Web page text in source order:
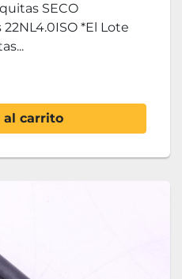
SECO
*El Lote
al carrito